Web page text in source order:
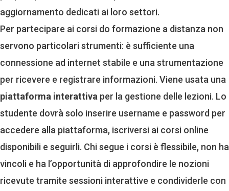
aggiornamento dedicati ai loro settori.
Per partecipare ai corsi do formazione a distanza non
servono particolari strumenti: è sufficiente una
connessione ad internet stabile e una strumentazione
per ricevere e registrare informazioni. Viene usata una
piattaforma interattiva per la gestione delle lezioni. Lo
studente dovrà solo inserire username e password per
accedere alla piattaforma, iscriversi ai corsi online
disponibili e seguirli. Chi segue i corsi è flessibile, non ha
vincoli e ha l’opportunità di approfondire le nozioni
ricevute tramite sessioni interattive e condividerle con